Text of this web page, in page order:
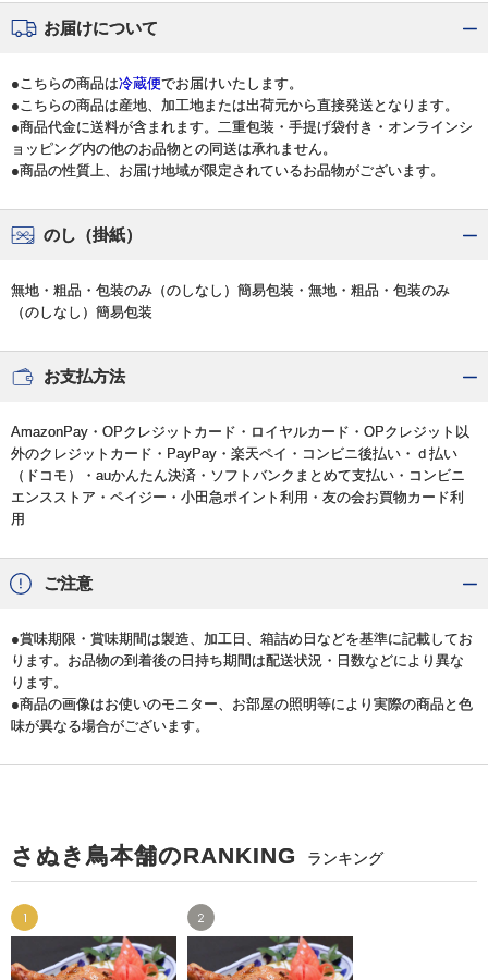
お届けについて
●こちらの商品は冷蔵便でお届けいたします。
●こちらの商品は産地、加工地または出荷元から直接発送となります。
●商品代金に送料が含まれます。二重包装・手提げ袋付き・オンラインシ
ョッピング内の他のお品物との同送は承れません。
●商品の性質上、お届け地域が限定されているお品物がございます。
のし（掛紙）
無地・粗品・包装のみ（のしなし）簡易包装・無地・粗品・包装のみ
（のしなし）簡易包装
お支払方法
AmazonPay・OPクレジットカード・ロイヤルカード・OPクレジット以
外のクレジットカード・PayPay・楽天ペイ・コンビニ後払い・ｄ払い
（ドコモ）・auかんたん決済・ソフトバンクまとめて支払い・コンビニ
エンスストア・ペイジー・小田急ポイント利用・友の会お買物カード利
用
ご注意
●賞味期限・賞味期間は製造、加工日、箱詰め日などを基準に記載してお
ります。お品物の到着後の日持ち期間は配送状況・日数などにより異な
ります。
●商品の画像はお使いのモニター、お部屋の照明等により実際の商品と色
味が異なる場合がございます。
さぬき鳥本舗のRANKING ランキング
1 2